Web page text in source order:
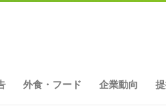
外食・フード 企業動向